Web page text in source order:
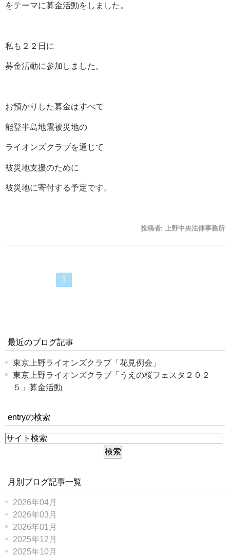
をテーマに募金活動をしました。
私も２２日に
募金活動に参加しました。
お預かりした募金はすべて
能登半島地震被災地の
ライオンズクラブを通じて
被災地支援のために
被災地に寄付する予定です。
投稿者: 上野中央法律事務所
1
最近のブログ記事
東京上野ライオンズクラブ「花見例会」
東京上野ライオンズクラブ「うえの桜フェスタ２０２
５」募金活動
entryの検索
月別ブログ記事一覧
2026年04月
2026年03月
2026年01月
2025年12月
2025年10月